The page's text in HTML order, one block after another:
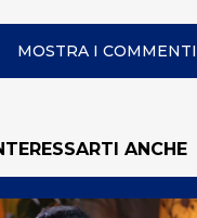
MOSTRA I COMMENTI
ANCHE